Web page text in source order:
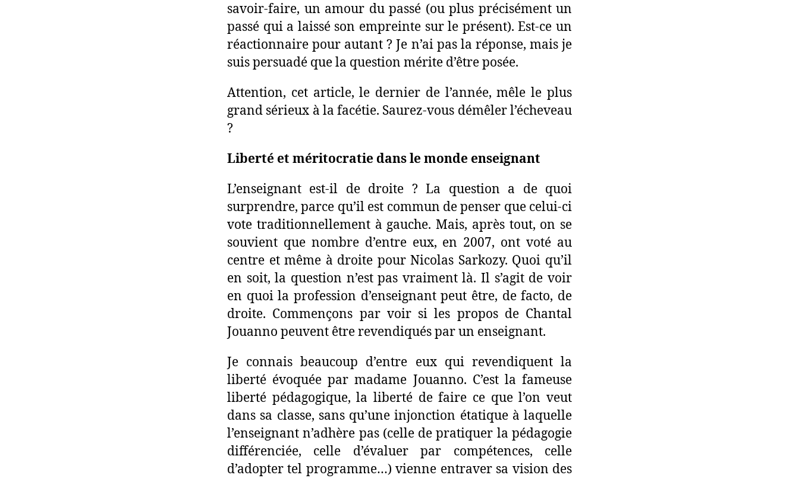
savoir-faire, un amour du passé (ou plus précisément un
passé qui a laissé son empreinte sur le présent). Est-ce un
réactionnaire pour autant ? Je n’ai pas la réponse, mais je
suis persuadé que la question mérite d’être posée.
Attention, cet article, le dernier de l’année, mêle le plus
grand sérieux à la facétie. Saurez-vous démêler l’écheveau
?
Liberté et méritocratie dans le monde enseignant
L’enseignant est-il de droite ? La question a de quoi
surprendre, parce qu’il est commun de penser que celui-ci
vote traditionnellement à gauche. Mais, après tout, on se
souvient que nombre d’entre eux, en 2007, ont voté au
centre et même à droite pour Nicolas Sarkozy. Quoi qu’il
en soit, la question n’est pas vraiment là. Il s’agit de voir
en quoi la profession d’enseignant peut être, de facto, de
droite. Commençons par voir si les propos de Chantal
Jouanno peuvent être revendiqués par un enseignant.
Je connais beaucoup d’entre eux qui revendiquent la
liberté évoquée par madame Jouanno. C’est la fameuse
liberté pédagogique, la liberté de faire ce que l’on veut
dans sa classe, sans qu’une injonction étatique à laquelle
l’enseignant n’adhère pas (celle de pratiquer la pédagogie
différenciée, celle d’évaluer par compétences, celle
d’adopter tel programme…) vienne entraver sa vision des